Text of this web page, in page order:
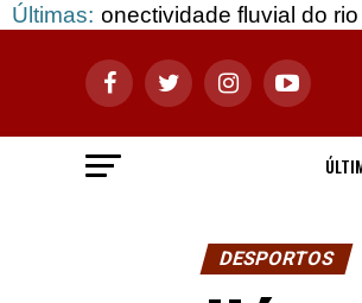
Últimas: fluvial do rio Erges
DESPORTOS